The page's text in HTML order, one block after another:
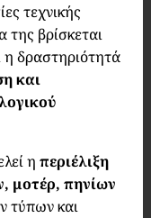
τεχνικής
της βρίσκεται
η δραστηριότητά
και
η περιέλιξη
μοτέρ, πηνίων
τύπων και